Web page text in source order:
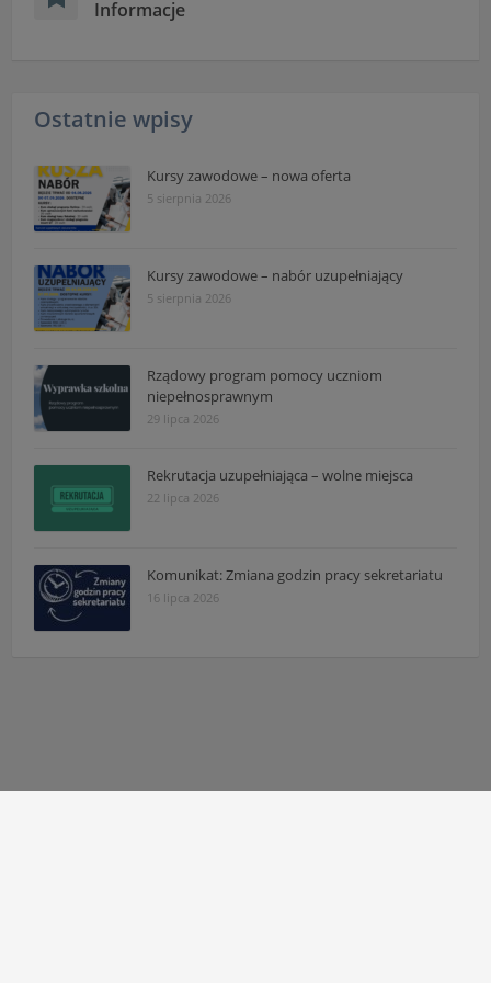
Informacje
Ostatnie wpisy
Kursy zawodowe – nowa oferta
5 sierpnia 2026
Kursy zawodowe – nabór uzupełniający
5 sierpnia 2026
Rządowy program pomocy uczniom
niepełnosprawnym
29 lipca 2026
Rekrutacja uzupełniająca – wolne miejsca
22 lipca 2026
Komunikat: Zmiana godzin pracy sekretariatu
16 lipca 2026